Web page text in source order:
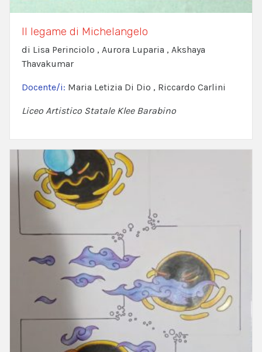
Il legame di Michelangelo
di Lisa Perinciolo , Aurora Luparia , Akshaya
Thavakumar
Docente/i: Maria Letizia Di Dio , Riccardo Carlini
Liceo Artistico Statale Klee Barabino